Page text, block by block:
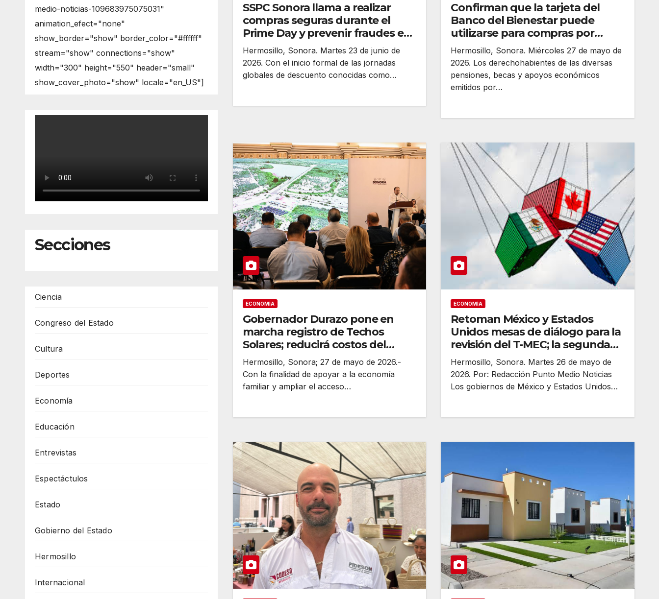
medio-noticias-109683975075031"
animation_efect="none"
show_border="show" border_color="#ffffff"
stream="show" connections="show"
width="300" height="550" header="small"
show_cover_photo="show" locale="en_US"]
Secciones
Ciencia
Congreso del Estado
Cultura
Deportes
Economía
Educación
Entrevistas
Espectáctulos
Estado
Gobierno del Estado
Hermosillo
Internacional
SSPC Sonora llama a realizar
compras seguras durante el
Prime Day y prevenir fraudes en
línea
Hermosillo, Sonora. Martes 23 de junio de
2026. Con el inicio formal de las jornadas
globales de descuento conocidas como…
Confirman que la tarjeta del
Banco del Bienestar puede
utilizarse para compras por
internet en el Hot Sale 2026
Hermosillo, Sonora. Miércoles 27 de mayo de
2026. Los derechohabientes de las diversas
pensiones, becas y apoyos económicos
emitidos por…
ECONOMÍA
Gobernador Durazo pone en
marcha registro de Techos
Solares; reducirá costos del
recibo de luz
Hermosillo, Sonora; 27 de mayo de 2026.-
Con la finalidad de apoyar a la economía
familiar y ampliar el acceso…
ECONOMÍA
Retoman México y Estados
Unidos mesas de diálogo para la
revisión del T-MEC; la segunda
ronda inicia este miércoles
Hermosillo, Sonora. Martes 26 de mayo de
2026. Por: Redacción Punto Medio Noticias
Los gobiernos de México y Estados Unidos…